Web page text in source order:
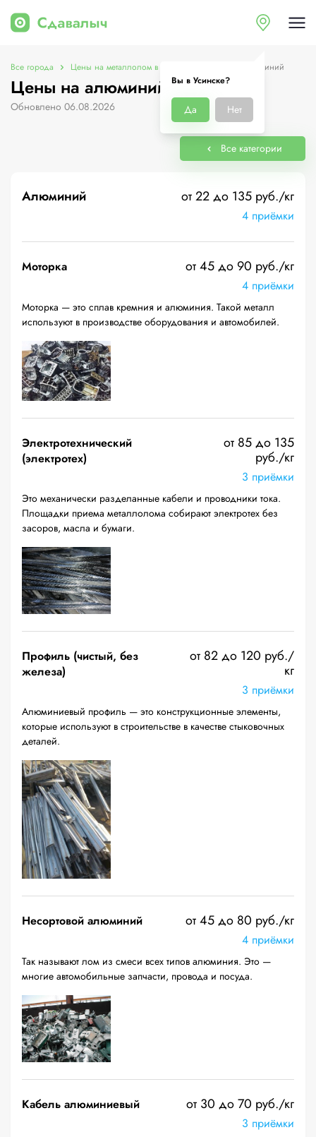
Вы в Усинске?
Да Нет
Все города Цены на металлолом в Усинске Цены на алюминий
Цены на алюминий в Усинске
Обновлено 06.08.2026
Все категории
Алюминий от 22 до 135 руб./кг
4 приёмки
Моторка от 45 до 90 руб./кг
4 приёмки
Моторка — это сплав кремния и алюминия. Такой металл
используют в производстве оборудования и автомобилей.
Электротехнический
(электротех)
от 85 до 135
руб./кг
3 приёмки
Это механически разделанные кабели и проводники тока.
Площадки приема металлолома собирают электротех без
засоров, масла и бумаги.
Профиль (чистый, без
железа)
от 82 до 120 руб./
кг
3 приёмки
Алюминиевый профиль — это конструкционные элементы,
которые используют в строительстве в качестве стыковочных
деталей.
Несортовой алюминий от 45 до 80 руб./кг
4 приёмки
Так называют лом из смеси всех типов алюминия. Это —
многие автомобильные запчасти, провода и посуда.
Кабель алюминиевый от 30 до 70 руб./кг
3 приёмки